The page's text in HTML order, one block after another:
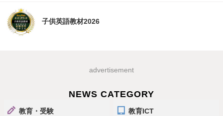
子供英語教材2026
advertisement
NEWS CATEGORY
教育・受験 教育ICT